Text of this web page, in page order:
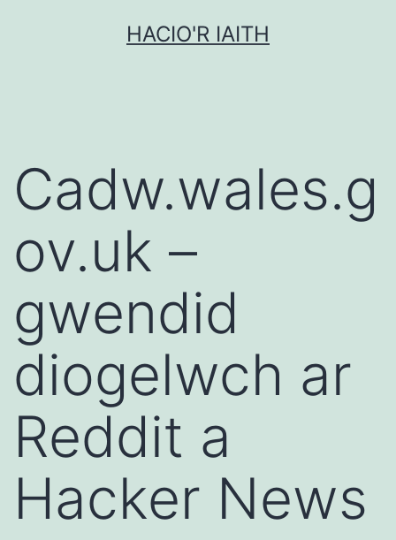
HACIO'R IAITH
Cadw.wales.g
ov.uk –
gwendid
diogelwch ar
Reddit a
Hacker News